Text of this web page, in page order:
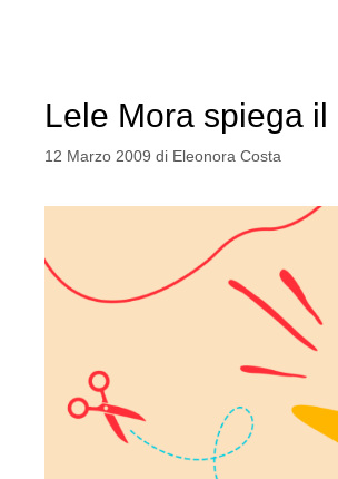
Lele Mora spiega
12 Marzo 2009 di Eleonora Costa